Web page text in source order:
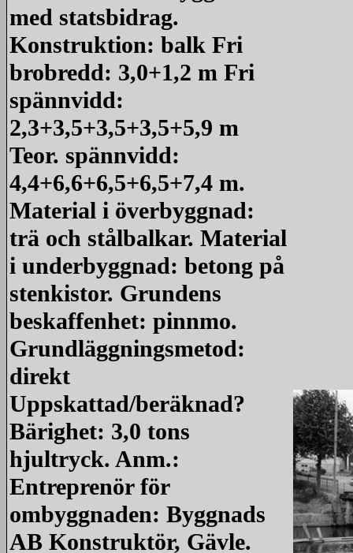
med statsbidrag.
Konstruktion: balk Fri
brobredd: 3,0+1,2 m Fri
spännvidd:
2,3+3,5+3,5+3,5+5,9 m
Teor. spännvidd:
4,4+6,6+6,5+6,5+7,4 m.
Material i överbyggnad:
trä och stålbalkar. Material
i underbyggnad: betong på
stenkistor. Grundens
beskaffenhet: pinnmo.
Grundläggningsmetod:
direkt
Uppskattad/beräknad?
Bärighet: 3,0 tons
hjultryck. Anm.:
Entreprenör för
ombyggnaden: Byggnads
AB Konstruktör, Gävle.